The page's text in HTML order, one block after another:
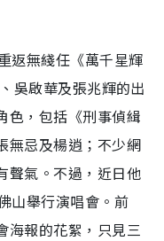
返無綫任《萬千星輝
吳啟華及張兆輝的出
色，包括《刑事偵緝
無忌及楊逍；不少網
聲氣。不過，近日他
山舉行演唱會。前
海報的花絮，只見三